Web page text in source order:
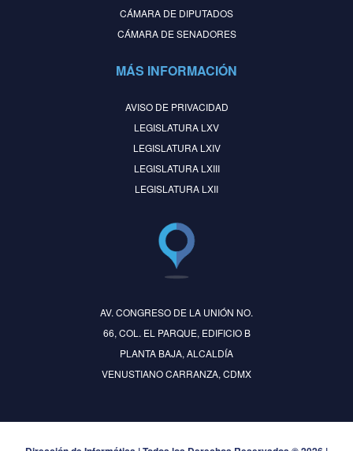
CÁMARA DE DIPUTADOS
CÁMARA DE SENADORES
MÁS INFORMACIÓN
AVISO DE PRIVACIDAD
LEGISLATURA LXV
LEGISLATURA LXIV
LEGISLATURA LXIII
LEGISLATURA LXII
AV. CONGRESO DE LA UNIÓN NO.
66, COL. EL PARQUE, EDIFICIO B
PLANTA BAJA, ALCALDÍA
VENUSTIANO CARRANZA, CDMX